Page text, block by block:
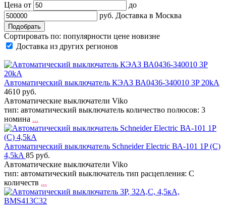
Цена от
до
руб. Доставка в Москва
Сортировать по: популярности цене новизне
Доставка из других регионов
Автоматический выключатель КЭАЗ ВА0436-340010 3P 20kA
4610 руб.
Автоматические выключатели Viko
тип: автоматический выключатель количество полюсов: 3
номина ...
Автоматический выключатель Schneider Electric ВА-101 1P (C)
4,5kA 85 руб.
Автоматические выключатели Viko
тип: автоматический выключатель тип расцепления: C
количеств ...